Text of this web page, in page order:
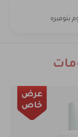
بتوفيره